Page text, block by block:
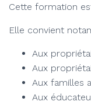
Cette formation
Elle convient
Aux
Aux
Aux familles
Aux